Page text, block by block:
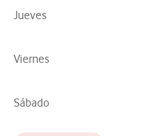
Jueves
Viernes
Sábado